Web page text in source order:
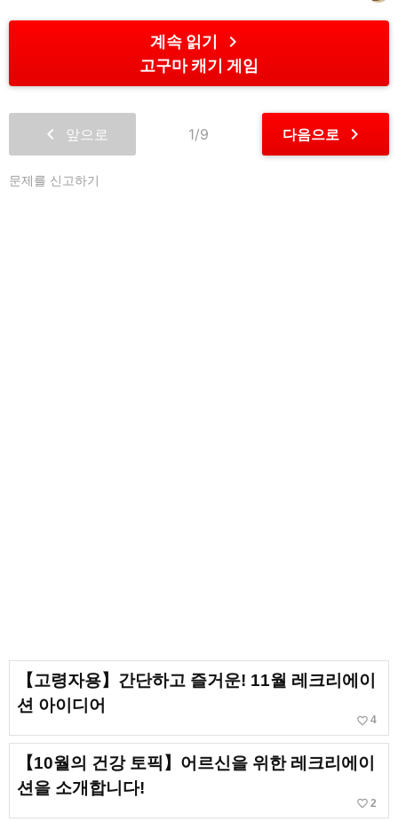
계속 읽기 chevron_right
고구마 캐기 게임
chevron_left 앞으로 1/9 다음으로 chevron_right
문제를 신고하기
【고령자용】간단하고 즐거운! 11월 레크리에이
션 아이디어
favorite_border 4
【10월의 건강 토픽】어르신을 위한 레크리에이
션을 소개합니다!
favorite_border 2